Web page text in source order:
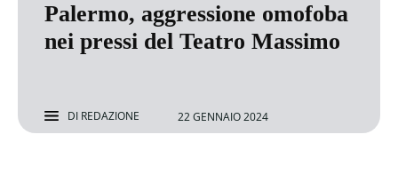
Palermo, aggressione omofoba
nei pressi del Teatro Massimo
DI REDAZIONE 22 GENNAIO 2024